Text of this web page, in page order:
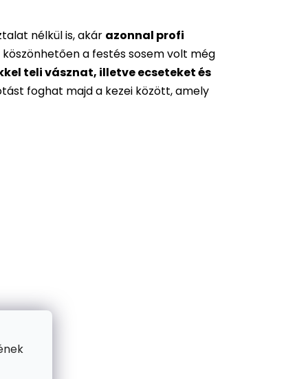
nélkül is, akár azonnal profi
a festés sosem volt még
teli vásznat, illetve ecseteket és
foghat majd a kezei között, amely